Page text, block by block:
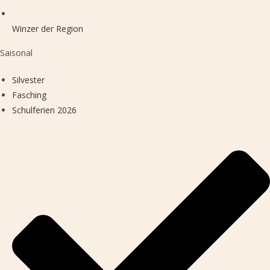
Winzer der Region
Saisonal
Silvester
Fasching
Schulferien 2026